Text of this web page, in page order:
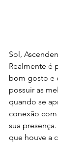
Sol,
Realmente é
bom gosto e
possuir as
quando se
conexão
sua
que houve a